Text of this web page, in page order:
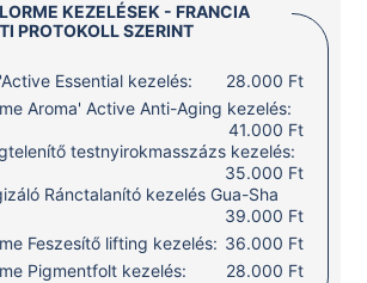
KEZELÉSEK - FRANCIA
PROTOKOLL SZERINT
Essential kezelés:
28.000 Ft
Aroma' Active Anti-Aging kezelés:
41.000 Ft
testnyirokmasszázs kezelés:
35.000 Ft
Ránctalanító kezelés Gua-Sha
39.000 Ft
Feszesítő lifting kezelés: 36.000 Ft
Pigmentfolt kezelés:
28.000 Ft